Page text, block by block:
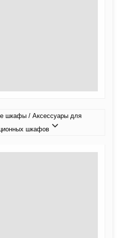
шкафы / Аксессуары для
шкафов